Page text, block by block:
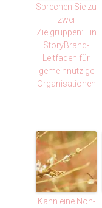
Sprechen Sie zu
zwei
Zielgruppen: Ein
StoryBrand-
Leitfaden für
gemeinnützige
Organisationen
Kann eine Non-